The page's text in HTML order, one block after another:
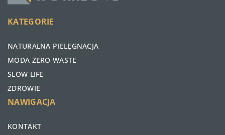
KATEGORIE
NATURALNA PIELĘGNACJA
MODA ZERO WASTE
SLOW LIFE
ZDROWIE
NAWIGACJA
KONTAKT